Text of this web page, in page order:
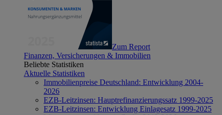
Zum Report
Finanzen, Versicherungen & Immobilien
Beliebte Statistiken
Aktuelle Statistiken
Immobilienpreise Deutschland: Entwicklung 2004-
2026
EZB-Leitzinsen: Hauptrefinanzierungssatz 1999-2025
EZB-Leitzinsen: Entwicklung Einlagesatz 1999-2025